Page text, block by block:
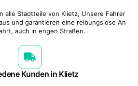
alle Stadtteile von Klietz, Unsere Fahrer
und garantieren eine reibungslose An
auch in engen Straßen.
Kunden in Klietz